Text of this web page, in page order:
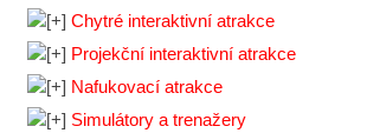
Chytré interaktivní atrakce
Projekční interaktivní atrakce
Nafukovací atrakce
Simulátory a trenažery